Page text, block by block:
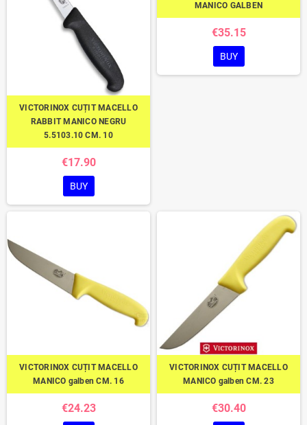
VICTORINOX CUȚIT MACELLO
RABBIT MANICO NEGRU
5.5103.10 CM. 10
€17.90
BUY
MANICO GALBEN
€35.15
BUY
VICTORINOX CUȚIT MACELLO
MANICO galben CM. 16
€24.23
VICTORINOX CUȚIT MACELLO
MANICO galben CM. 23
€30.40